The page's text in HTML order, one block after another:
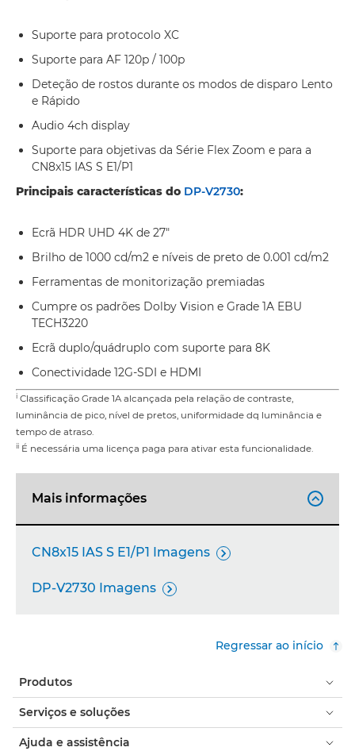
Suporte para protocolo XC
Suporte para AF 120p / 100p
Deteção de rostos durante os modos de disparo Lento
e Rápido
Audio 4ch display
Suporte para objetivas da Série Flex Zoom e para a
CN8x15 IAS S E1/P1
Principais características do DP-V2730:
Ecrã HDR UHD 4K de 27"
Brilho de 1000 cd/m2 e níveis de preto de 0.001 cd/m2
Ferramentas de monitorização premiadas
Cumpre os padrões Dolby Vision e Grade 1A EBU
TECH3220
Ecrã duplo/quádruplo com suporte para 8K
Conectividade 12G-SDI e HDMI
i Classificação Grade 1A alcançada pela relação de contraste,
luminância de pico, nível de pretos, uniformidade dq luminância e
tempo de atraso.
ii É necessária uma licença paga para ativar esta funcionalidade.
Mais informações 
CN8x15 IAS S E1/P1 Imagens 
DP-V2730 Imagens 
Regressar ao início
Produtos
Serviços e soluções
Ajuda e assistência